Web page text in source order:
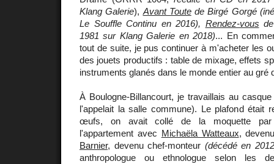
Klang Galerie), Avant Toutede Birgé Gorgé
Le Souffle Continu en 2016), Rendez-vous
1981 sur Klang Galerie en 2018)... En
tout de suite, je pus continuer à m'acheter les
des jouets productifs : table de mixage, effets
instruments glanés dans le monde entier au gré
À Boulogne-Billancourt, je travaillais au
l'appelait la salle commune). Le plafond était
œufs, on avait collé de la moquette par
l'appartement avec Michaëla Watteaux,
Barnier, devenu chef-monteur (décédé en
anthropologue ou ethnologue selon les